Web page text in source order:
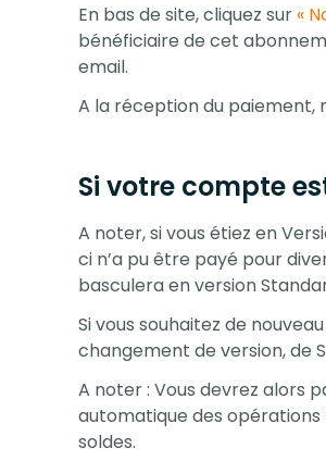
En bas de site, cliquez sur «
bénéficiaire de cet
email.
A la réception du paiement,
Si votre compte
A noter, si vous étiez en
ci n’a pu être payé pour
basculera en version
Si vous souhaitez de
changement de version, de
A noter : Vous devrez alors
automatique des
soldes.